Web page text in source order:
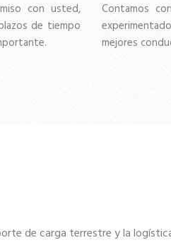
con usted,
de tiempo
Contamos
mejores
de carga terrestre y la